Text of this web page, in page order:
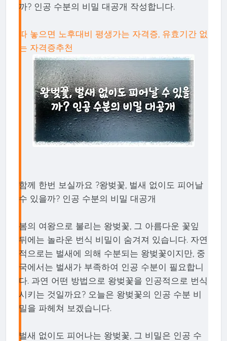
까? 인공 수분의 비밀 대공개 작성합니다.
따 놓으면 노후대비 평생가는 자격증, 유효기간 없
는 자격증추천
함께 한번 보실까요 ?왕벚꽃, 벌새 없이도 피어날
수 있을까? 인공 수분의 비밀 대공개
봄의 여왕으로 불리는 왕벚꽃, 그 아름다운 꽃잎
뒤에는 놀라운 번식 비밀이 숨겨져 있습니다. 자연
적으로는 벌새에 의해 수분되는 왕벚꽃이지만, 중
국에서는 벌새가 부족하여 인공 수분이 필요합니
다. 과연 어떤 방법으로 왕벚꽃을 인공적으로 번식
시키는 것일까요? 오늘은 왕벚꽃의 인공 수분 비
밀을 파헤쳐 보겠습니다.
벌새 없이도 피어나는 왕벚꽃, 그 비밀은 인공 수